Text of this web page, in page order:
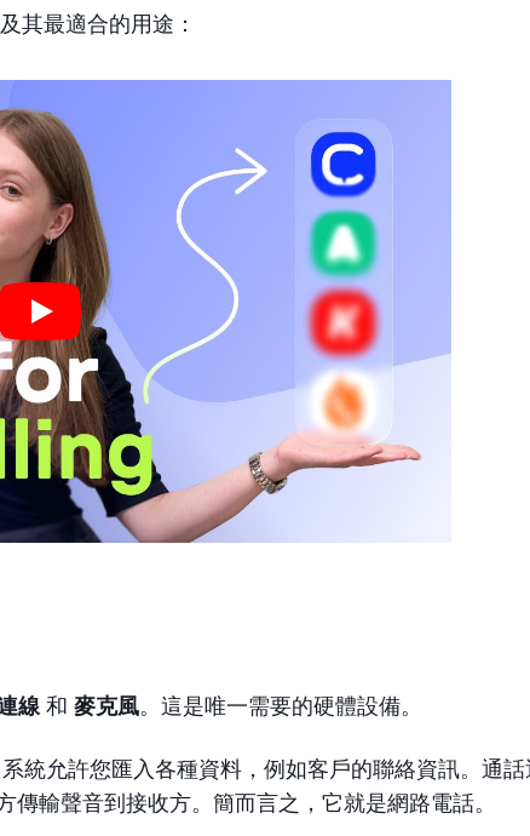
其最適合的用途：
線 和 麥克風。這是唯一需要的硬體設備。
統允許您匯入各種資料，例如客戶的聯絡資訊。通話
輸聲音到接收方。簡而言之，它就是網路電話。